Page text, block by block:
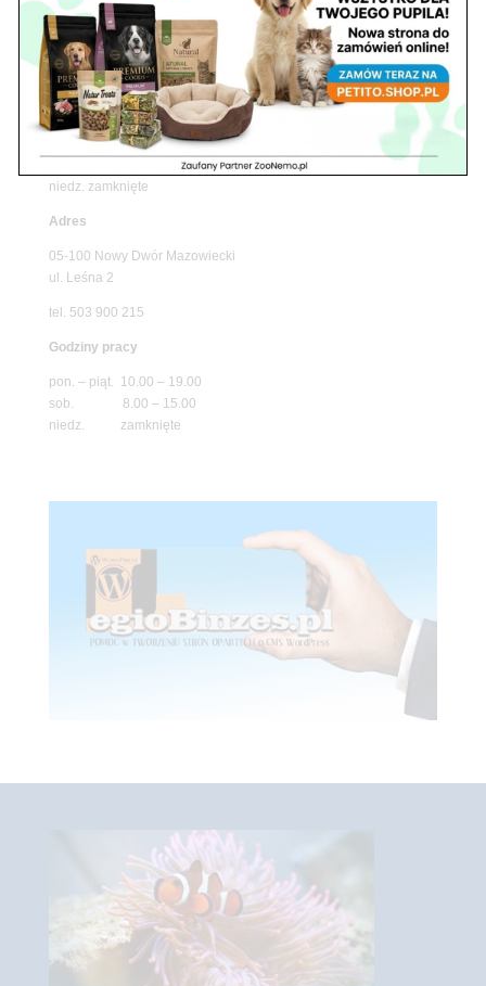
05-120 Legionowo
ul. Piłsudskiego 31,
pawilon 134
tel./fax. 22 784 71 96
Godziny pracy
pon. – piąt. 10.00 – 19.00
niedz. zamknięte
Adres
05-100 Nowy Dwór Mazowiecki
ul. Leśna 2
tel. 503 900 215
Godziny pracy
pon. – piąt. 10.00 – 19.00
sob. 8.00 – 15.00
niedz. zamknięte